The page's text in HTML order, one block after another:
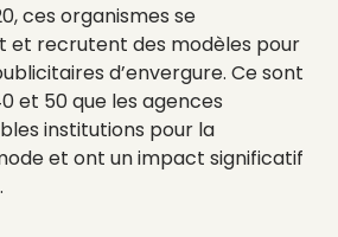
ces organismes se
et recrutent des modèles pour
d’envergure. Ce sont
et 50 que les agences
institutions pour la
et ont un impact significatif